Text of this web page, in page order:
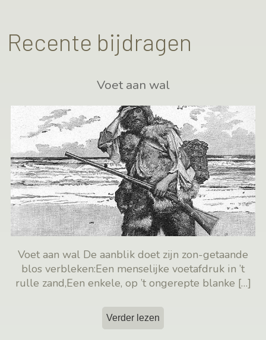
Recente bijdragen
Voet aan wal
Voet aan wal De aanblik doet zijn zon-getaande
blos verbleken:Een menselijke voetafdruk in ’t
rulle zand,Een enkele, op ’t ongerepte blanke […]
Verder lezen